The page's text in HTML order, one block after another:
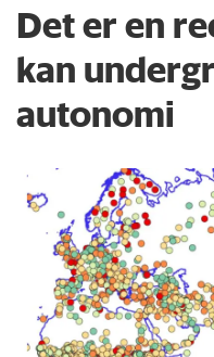
Det er en
kan
autonomi